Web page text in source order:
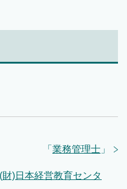
「 業務管理士 」
)日本経営教育センタ